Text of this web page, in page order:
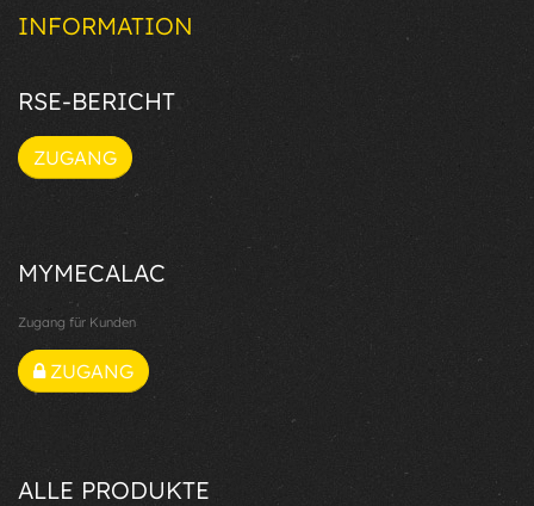
INFORMATION
RSE-BERICHT
ZUGANG
MYMECALAC
Zugang für Kunden
ZUGANG
ALLE PRODUKTE